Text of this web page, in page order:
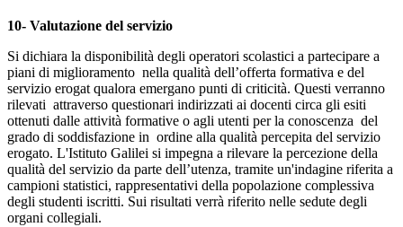
10- Valutazione del servizio
Si dichiara la disponibilità degli operatori scolastici a partecipare a
piani di miglioramento nella qualità dell’offerta formativa e del
servizio erogat qualora emergano punti di criticità. Questi verranno
rilevati attraverso questionari indirizzati ai docenti circa gli esiti
ottenuti dalle attività formative o agli utenti per la conoscenza del
grado di soddisfazione in ordine alla qualità percepita del servizio
erogato. L'Istituto Galilei si impegna a rilevare la percezione della
qualità del servizio da parte dell’utenza, tramite un'indagine riferita a
campioni statistici, rappresentativi della popolazione complessiva
degli studenti iscritti. Sui risultati verrà riferito nelle sedute degli
organi collegiali.